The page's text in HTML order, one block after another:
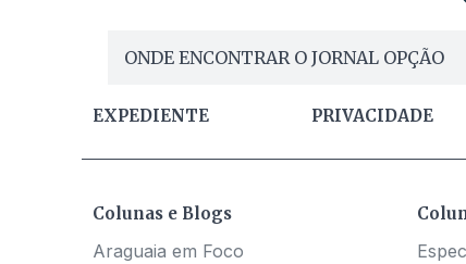
ONDE ENCONTRAR O JORNAL OPÇÃO
EXPEDIENTE PRIVACIDADE
Colunas e Blogs
Araguaia em Foco